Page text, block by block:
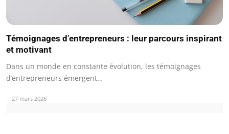
Témoignages d’entrepreneurs : leur parcours inspirant
et motivant
Dans un monde en constante évolution, les témoignages
d’entrepreneurs émergent…
27 mars 2026